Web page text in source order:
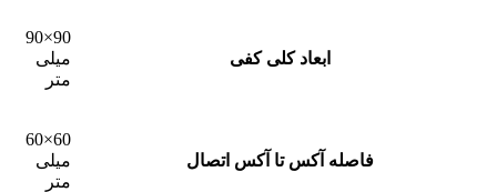
ابعاد کلی کفی
90×90
میلی
متر
فاصله آکس تا آکس اتصال
60×60
میلی
متر